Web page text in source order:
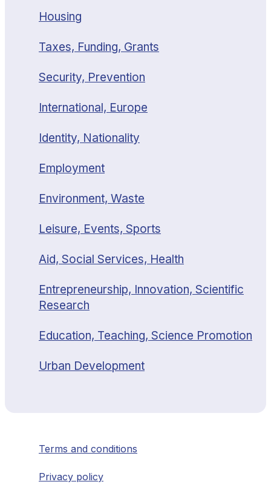
Housing
Taxes, Funding, Grants
Security, Prevention
International, Europe
Identity, Nationality
Employment
Environment, Waste
Leisure, Events, Sports
Aid, Social Services, Health
Entrepreneurship, Innovation, Scientific
Research
Education, Teaching, Science Promotion
Urban Development
Terms and conditions
Privacy policy